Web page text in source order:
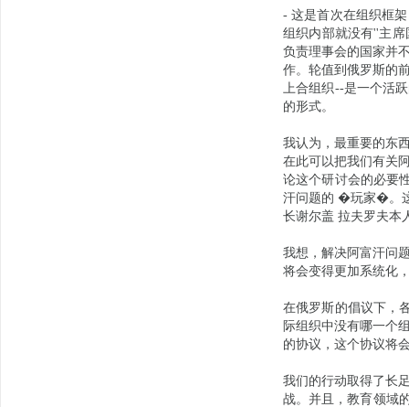
- 这是首次在组织框
组织内部就没有''主
负责理事会的国家并
作。轮值到俄罗斯的
上合组织--是一个活
的形式。
我认为，最重要的东
在此可以把我们有关
论这个研讨会的必要
汗问题的 �玩家�。
长谢尔盖 拉夫罗夫本
我想，解决阿富汗问
将会变得更加系统化
在俄罗斯的倡议下，
际组织中没有哪一个
的协议，这个协议将
我们的行动取得了长
战。并且，教育领域